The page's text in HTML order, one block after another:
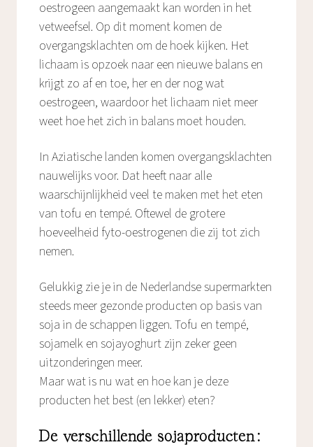
oestrogeen aangemaakt kan worden in het
vetweefsel. Op dit moment komen de
overgangsklachten om de hoek kijken. Het
lichaam is opzoek naar een nieuwe balans en
krijgt zo af en toe, her en der nog wat
oestrogeen, waardoor het lichaam niet meer
weet hoe het zich in balans moet houden.
In Aziatische landen komen overgangsklachten
nauwelijks voor. Dat heeft naar alle
waarschijnlijkheid veel te maken met het eten
van tofu en tempé. Oftewel de grotere
hoeveelheid fyto-oestrogenen die zij tot zich
nemen.
Gelukkig zie je in de Nederlandse supermarkten
steeds meer gezonde producten op basis van
soja in de schappen liggen. Tofu en tempé,
sojamelk en sojayoghurt zijn zeker geen
uitzonderingen meer.
Maar wat is nu wat en hoe kan je deze
producten het best (en lekker) eten?
De verschillende sojaproducten: